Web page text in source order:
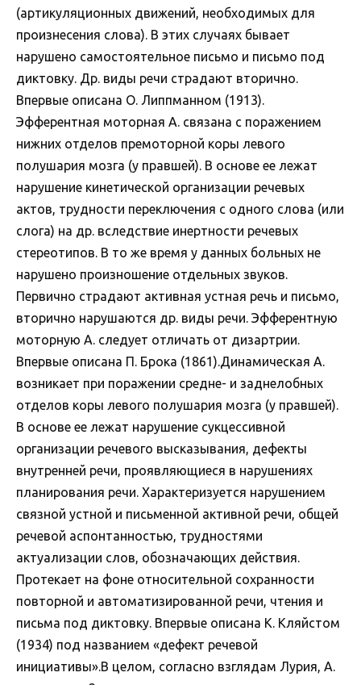
(артикуляционных движений, необходимых для
произнесения слова). В этих случаях бывает
нарушено самостоятельное письмо и письмо под
диктовку. Др. виды речи страдают вторично.
Впервые описана О. Липпманном (1913).
Эфферентная моторная А. связана с поражением
нижних отделов премоторной коры левого
полушария мозга (у правшей). В основе ее лежат
нарушение кинетической организации речевых
актов, трудности переключения с одного слова (или
слога) на др. вследствие инертности речевых
стереотипов. В то же время у данных больных не
нарушено произношение отдельных звуков.
Первично страдают активная устная речь и письмо,
вторично нарушаются др. виды речи. Эфферентную
моторную А. следует отличать от дизартрии.
Впервые описана П. Брока (1861).Динамическая А.
возникает при поражении средне- и заднелобных
отделов коры левого полушария мозга (у правшей).
В основе ее лежат нарушение сукцессивной
организации речевого высказывания, дефекты
внутренней речи, проявляющиеся в нарушениях
планирования речи. Характеризуется нарушением
связной устной и письменной активной речи, общей
речевой аспонтанностью, трудностями
актуализации слов, обозначающих действия.
Протекает на фоне относительной сохранности
повторной и автоматизированной речи, чтения и
письма под диктовку. Впервые описана К. Кляйстом
(1934) под названием «дефект речевой
инициативы».В целом, согласно взглядам Лурия, А.